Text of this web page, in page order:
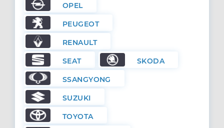
OPEL
PEUGEOT
RENAULT
SEAT SKODA
SSANGYONG
SUZUKI
TOYOTA